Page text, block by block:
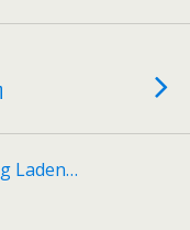
Laden…